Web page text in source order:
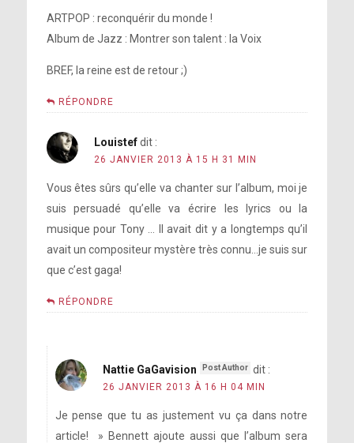
ARTPOP : reconquérir du monde !
Album de Jazz : Montrer son talent : la Voix
BREF, la reine est de retour ;)
RÉPONDRE
Louistef dit :
26 JANVIER 2013 À 15 H 31 MIN
Vous êtes sûrs qu’elle va chanter sur l’album, moi je
suis persuadé qu’elle va écrire les lyrics ou la
musique pour Tony … Il avait dit y a longtemps qu’il
avait un compositeur mystère très connu…je suis sur
que c’est gaga!
RÉPONDRE
Nattie GaGavision dit :
26 JANVIER 2013 À 16 H 04 MIN
Je pense que tu as justement vu ça dans notre
article! » Bennett ajoute aussi que l’album sera